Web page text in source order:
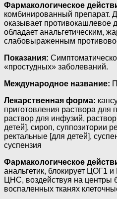
Фармакологическое
комбинированный препарат.
оказывает противокашлевое
обладает анальгетическим,
слабовыраженным
Показания:
«простудных» заболеваний.
Международное название:
Лекарственная форма:
приготовления раствора для
раствор для инфузий,
детей], сироп, суппозитории
ректальные [для детей],
суспензия
Фармакологическое
анальгетик, блокирует ЦОГ1
ЦНС, воздействуя на центры
воспаленных тканях